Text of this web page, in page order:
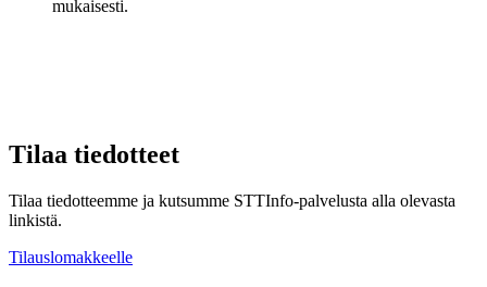
mukaisesti.
Tilaa tiedotteet
Tilaa tiedotteemme ja kutsumme STTInfo-palvelusta alla olevasta
linkistä.
Tilauslomakkeelle